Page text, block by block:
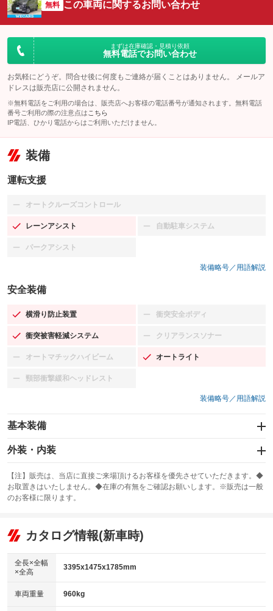
無料 この車両に関するお問い合わせ
まずは在庫確認・見積り依頼
無料電話でお問い合わせ
お気軽にどうぞ。問合せ後に何度もご連絡が届くことはありません。 メールア
ドレスは販売店に公開されません。
※無料電話をご利用の場合は、販売店へお客様の電話番号が通知されます。無料電話
番号ご利用の際の注意点は こちら
IP電話、ひかり電話からはご利用いただけません。
装備
運転支援
オートクルーズコントロール
：装備なし
レーンアシスト
：装備あり 自動駐車システム
：装備なし
パークアシスト
：装備なし
装備略号／用語解説
安全装備
横滑り防止装置
：装備あり 衝突安全ボディ
：装備なし
衝突被害軽減システム
：装備あり クリアランスソナー
：装備なし
オートマチックハイビーム
：装備なし オートライト
：装備あり
頸部衝撃緩和ヘッドレスト
：装備なし
装備略号／用語解説
基本装備
エアバッグ：運転席/助手席/サイド
：装備あり
：装備あり
サンルーフ
：装備なし ABS
リフトアップ
：装備なし
：装備なし
パワーウィンドウ
アイドリングストップ
：装備あり
外装・内装
カーナビ：TV&ナビ
：装備あり
TV：フルセグ
：装備あり
ビジュアル
：装備なし
：装備なし
革シート
キーレス
【注】販売は、当店に直接ご来場頂けるお客様を優先させていただきます。◆
お取置きはいたしません。◆在庫の有無をご確認お願いします。※販売は一般
のお客様に限ります。
カタログ情報(新車時)
全長×全幅
×全高
3395x1475x1785mm
車両重量 960kg